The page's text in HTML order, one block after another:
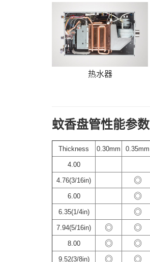
热水器
蚊香盘管性能参数
Thickness 0.30mm 0.35mm
4.00
4.76(3/16in) ◎
6.00 ◎
6.35(1/4in) ◎
7.94(5/16in) ◎ ◎
8.00 ◎ ◎
9.52(3/8in) ◎ ◎